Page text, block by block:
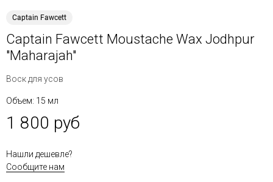
Captain Fawcett
Captain Fawcett Moustache Wax Jodhpur
"Maharajah"
Воск для усов
Объем: 15 мл
1 800 руб
Нашли дешевле?
Сообщите нам